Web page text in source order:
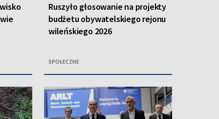
Ruszyło głosowanie na projekty
budżetu obywatelskiego rejonu
wileńskiego 2026
SPOŁECZNE